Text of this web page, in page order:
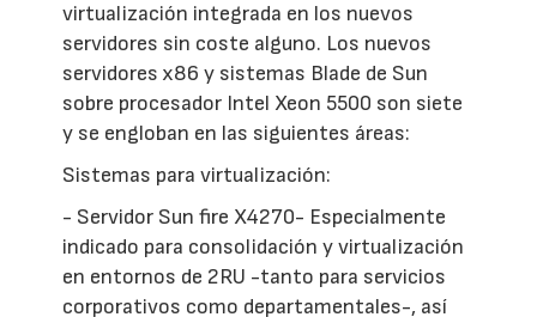
virtualización integrada en los nuevos
servidores sin coste alguno. Los nuevos
servidores x86 y sistemas Blade de Sun
sobre procesador Intel Xeon 5500 son siete
y se engloban en las siguientes áreas:
Sistemas para virtualización:
- Servidor Sun fire X4270- Especialmente
indicado para consolidación y virtualización
en entornos de 2RU -tanto para servicios
corporativos como departamentales-, así